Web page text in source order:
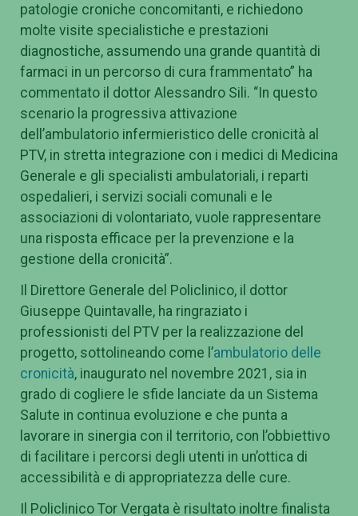
patologie croniche concomitanti, e richiedono
molte visite specialistiche e prestazioni
diagnostiche, assumendo una grande quantità di
farmaci in un percorso di cura frammentato” ha
commentato il dottor Alessandro Sili. “In questo
scenario la progressiva attivazione
dell’ambulatorio infermieristico delle cronicità al
PTV, in stretta integrazione con i medici di Medicina
Generale e gli specialisti ambulatoriali, i reparti
ospedalieri, i servizi sociali comunali e le
associazioni di volontariato, vuole rappresentare
una risposta efficace per la prevenzione e la
gestione della cronicità”.
Il Direttore Generale del Policlinico, il dottor
Giuseppe Quintavalle, ha ringraziato i
professionisti del PTV per la realizzazione del
progetto, sottolineando come l’ambulatorio delle
cronicità, inaugurato nel novembre 2021, sia in
grado di cogliere le sfide lanciate da un Sistema
Salute in continua evoluzione e che punta a
lavorare in sinergia con il territorio, con l’obbiettivo
di facilitare i percorsi degli utenti in un’ottica di
accessibilità e di appropriatezza delle cure.
Il Policlinico Tor Vergata è risultato inoltre finalista